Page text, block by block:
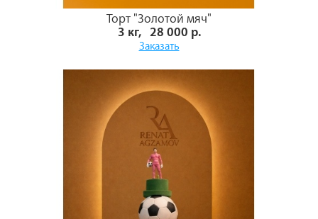
Торт "Золотой мяч"
3 кг, 28 000 р.
Заказать